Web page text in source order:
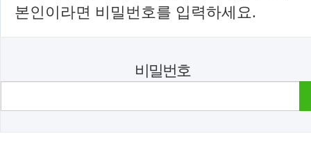
본인이라면 비밀번호를 입력하세요.
비밀번호